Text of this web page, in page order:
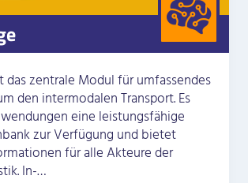
das zentrale Modul für umfassendes
den intermodalen Transport. Es
eine leistungsfähige
zur Verfügung und bietet
für alle Akteure der
In-…